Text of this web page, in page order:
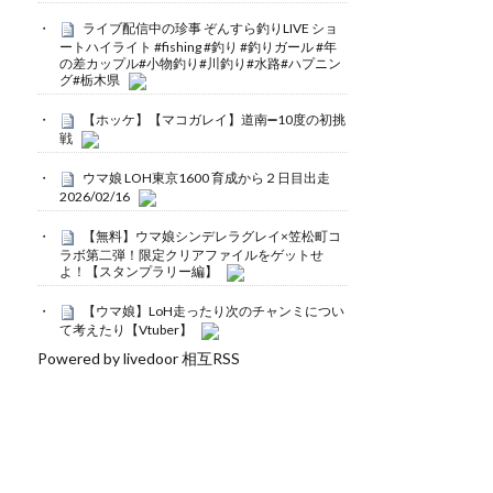
ライブ配信中の珍事 ぞんすら釣りLIVE ショ
ートハイライト #fishing #釣り #釣りガール #年
の差カップル#小物釣り#川釣り#水路#ハプニン
グ#栃木県
【ホッケ】【マコガレイ】道南➖10度の初挑
戦
ウマ娘 LOH東京1600 育成から２日目出走
2026/02/16
【無料】ウマ娘シンデレラグレイ×笠松町コ
ラボ第二弾！限定クリアファイルをゲットせ
よ！【スタンプラリー編】
【ウマ娘】LoH走ったり次のチャンミについ
て考えたり【Vtuber】
Powered by livedoor 相互RSS